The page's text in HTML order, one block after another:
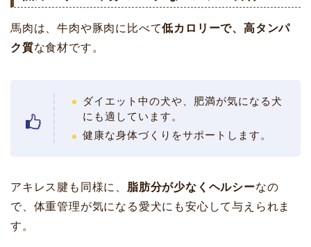
馬肉は、牛肉や豚肉に比べて低カロリーで、高タンパ
ク質な食材です。
ダイエット中の犬や、肥満が気になる犬
にも適しています。
健康な身体づくりをサポートします。
アキレス腱も同様に、 脂肪分が少なくヘルシーなの
で、体重管理が気になる愛犬にも安心して与えられま
す。